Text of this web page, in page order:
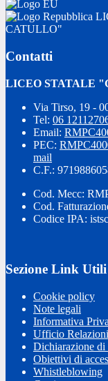
CATULLO"
Contatti
LICEO STATALE
Via Tirso, 19 -
Tel: 06
Email:
PEC:
mail
C.F.:
Cod. Mecc:
Cod.
Codice IPA:
Sezione Link Utili
Cookie policy
Note legali
Informativa
Ufficio
Dichiarazione di
Obiettivi di
Whistleblowing